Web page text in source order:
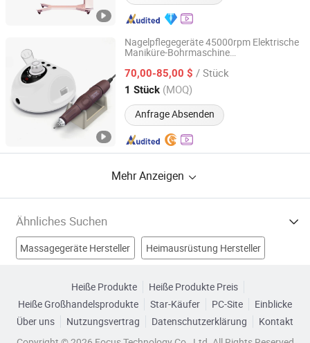
Nagelpflegegeräte 45000rpm Elektrische
Maniküre-Bohrmaschine
Pediküre-Set Nagelbohrgeräte
70,00-85,00 $ / Stück
1 Stück (MOQ)
Anfrage Absenden
FUZHOU LIWANG ELECTRONIC TECHNOLOGY CO., LTD.
Fujian, China Seit 2021
Mehr Anzeigen
Ähnliches Suchen
Massagegeräte Hersteller Heimausrüstung Hersteller
zeigt die Ausrüstung Hersteller
Heiße Produkte
Heiße Produkte Preis
Heiße Großhandelsprodukte
Star-Käufer PC-Site
Einblicke
Über uns
Nutzungsvertrag Datenschutzerklärung
Kontakt